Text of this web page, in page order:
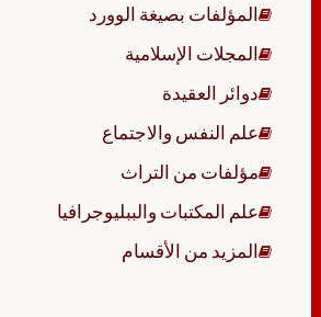
المؤلفات بصيغة الوورد
المجلات الإسلامية
دوائر العقيدة
علم النفس والاجتماع
مؤلفات من التراث
علم المكتبات والببليوجرافيا
المزيد من الأقسام